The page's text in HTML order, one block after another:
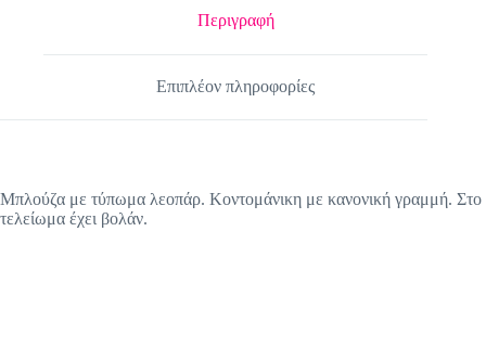
Περιγραφή
Επιπλέον πληροφορίες
Μπλούζα με τύπωμα λεοπάρ. Κοντομάνικη με κανονική γραμμή. Στο
τελείωμα έχει βολάν.